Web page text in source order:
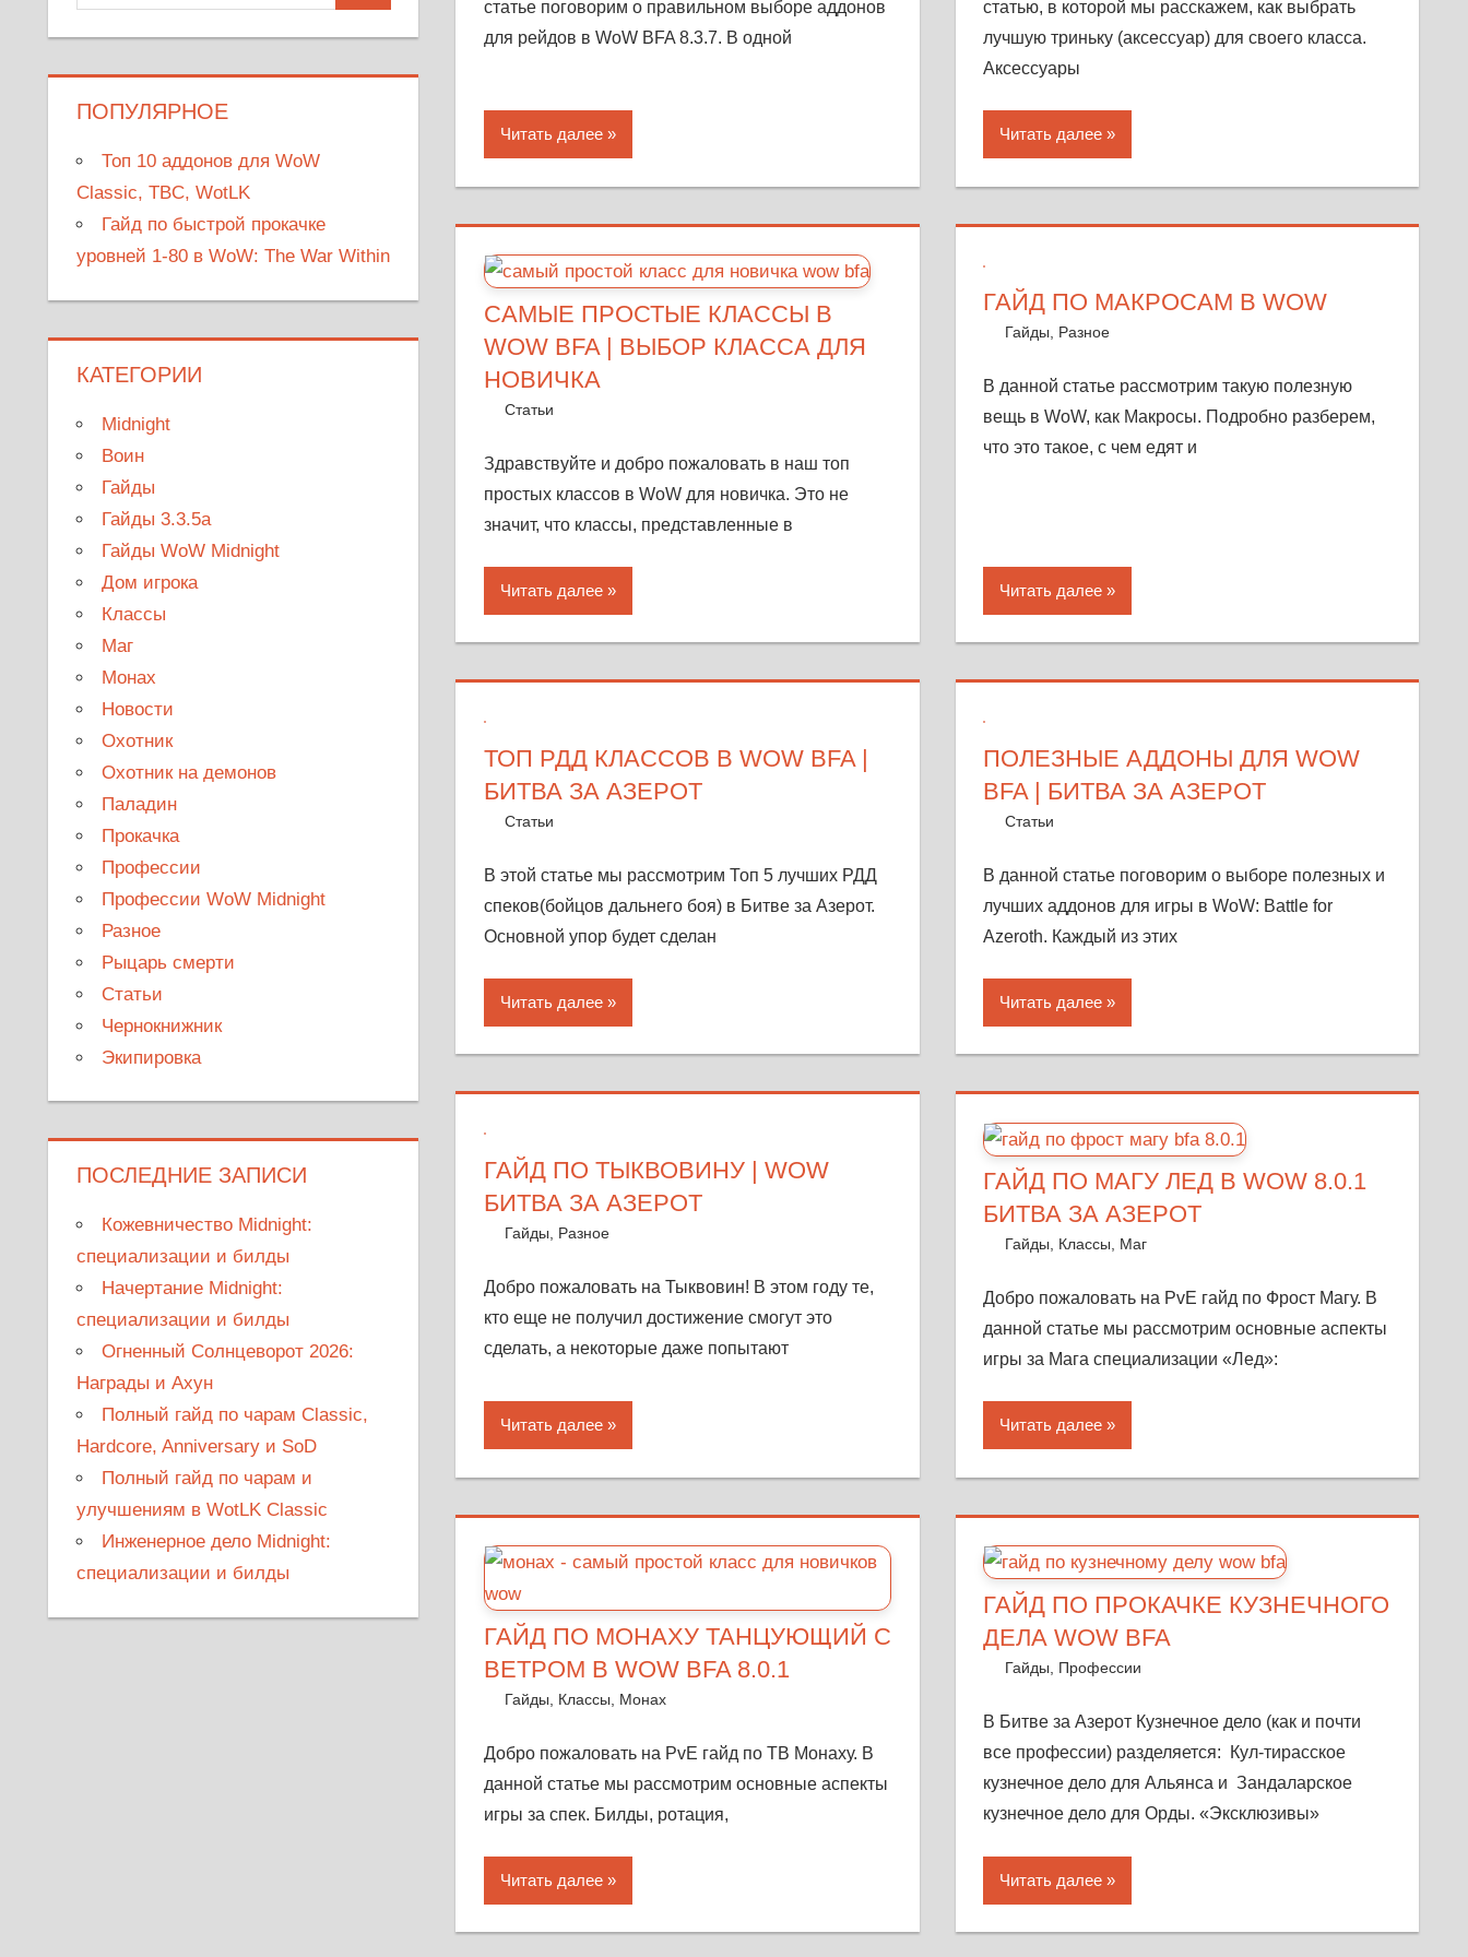
статье поговорим о правильном выборе аддонов
для рейдов в WoW BFA 8.3.7. В одной
Читать далее
статью, в которой мы расскажем, как выбрать
лучшую триньку (аксессуар) для своего класса.
Аксессуары
Читать далее
САМЫЕ ПРОСТЫЕ КЛАССЫ В
WOW BFA | ВЫБОР КЛАССА ДЛЯ
НОВИЧКА
26 октября, 2018
Warka
Статьи
Здравствуйте и добро пожаловать в наш топ
простых классов в WoW для новичка. Это не
значит, что классы, представленные в
Читать далее
ГАЙД ПО МАКРОСАМ В WOW
25 октября, 2018
Warka
Гайды Разное
В данной статье рассмотрим такую полезную
вещь в WoW, как Макросы. Подробно разберем,
что это такое, с чем едят и
Читать далее
ТОП РДД КЛАССОВ В WOW BFA |
БИТВА ЗА АЗЕРОТ
24 октября, 2018
Warka
Статьи
В этой статье мы рассмотрим Топ 5 лучших РДД
спеков(бойцов дальнего боя) в Битве за Азерот.
Основной упор будет сделан
Читать далее
ПОЛЕЗНЫЕ АДДОНЫ ДЛЯ WOW
BFA | БИТВА ЗА АЗЕРОТ
24 октября, 2018
Warka
Статьи
В данной статье поговорим о выборе полезных и
лучших аддонов для игры в WoW: Battle for
Azeroth. Каждый из этих
Читать далее
ГАЙД ПО ТЫКВОВИНУ | WOW
БИТВА ЗА АЗЕРОТ
19 октября, 2018
Warka
Гайды Разное
Добро пожаловать на Тыквовин! В этом году те,
кто еще не получил достижение смогут это
сделать, а некоторые даже попытают
Читать далее
ГАЙД ПО МАГУ ЛЕД В WOW 8.0.1
БИТВА ЗА АЗЕРОТ
18 октября, 2018
Warka
Гайды Классы Маг
Добро пожаловать на PvE гайд по Фрост Магу. В
данной статье мы рассмотрим основные аспекты
игры за Мага специализации «Лед»:
Читать далее
ГАЙД ПО МОНАХУ ТАНЦУЮЩИЙ С
ВЕТРОМ В WOW BFA 8.0.1
17 октября, 2018
Warka
Гайды Классы Монах
Добро пожаловать на PvE гайд по ТВ Монаху. В
данной статье мы рассмотрим основные аспекты
игры за спек. Билды, ротация,
Читать далее
ГАЙД ПО ПРОКАЧКЕ КУЗНЕЧНОГО
ДЕЛА WOW BFA
16 октября, 2018
Warka
Гайды Профессии
В Битве за Азерот Кузнечное дело (как и почти
все профессии) разделяется: Кул-тирасское
кузнечное дело для Альянса и Зандаларское
кузнечное дело для Орды. «Эксклюзивы»
Читать далее
для:
ПОПУЛЯРНОЕ
Топ 10 аддонов для WoW
Classic, TBC, WotLK
Гайд по быстрой прокачке
уровней 1-80 в WoW: The War Within
КАТЕГОРИИ
Midnight
Воин
Гайды
Гайды 3.3.5a
Гайды WoW Midnight
Дом игрока
Классы
Маг
Монах
Новости
Охотник
Охотник на демонов
Паладин
Прокачка
Профессии
Профессии WoW Midnight
Разное
Рыцарь смерти
Статьи
Чернокнижник
Экипировка
ПОСЛЕДНИЕ ЗАПИСИ
Кожевничество Midnight:
специализации и билды
Начертание Midnight:
специализации и билды
Огненный Солнцеворот 2026:
Награды и Ахун
Полный гайд по чарам Classic,
Hardcore, Anniversary и SoD
Полный гайд по чарам и
улучшениям в WotLK Classic
Инженерное дело Midnight:
специализации и билды